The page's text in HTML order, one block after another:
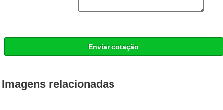
Enviar cotação
Imagens relacionadas